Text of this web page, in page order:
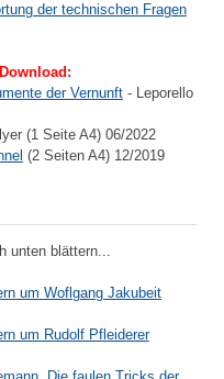
der technischen Fragen
der Vernunft - Leporello
(1 Seite A4) 06/2022
(2 Seiten A4) 12/2019
unten blättern...
um Woflgang Jakubeit
um Rudolf Pfleiderer